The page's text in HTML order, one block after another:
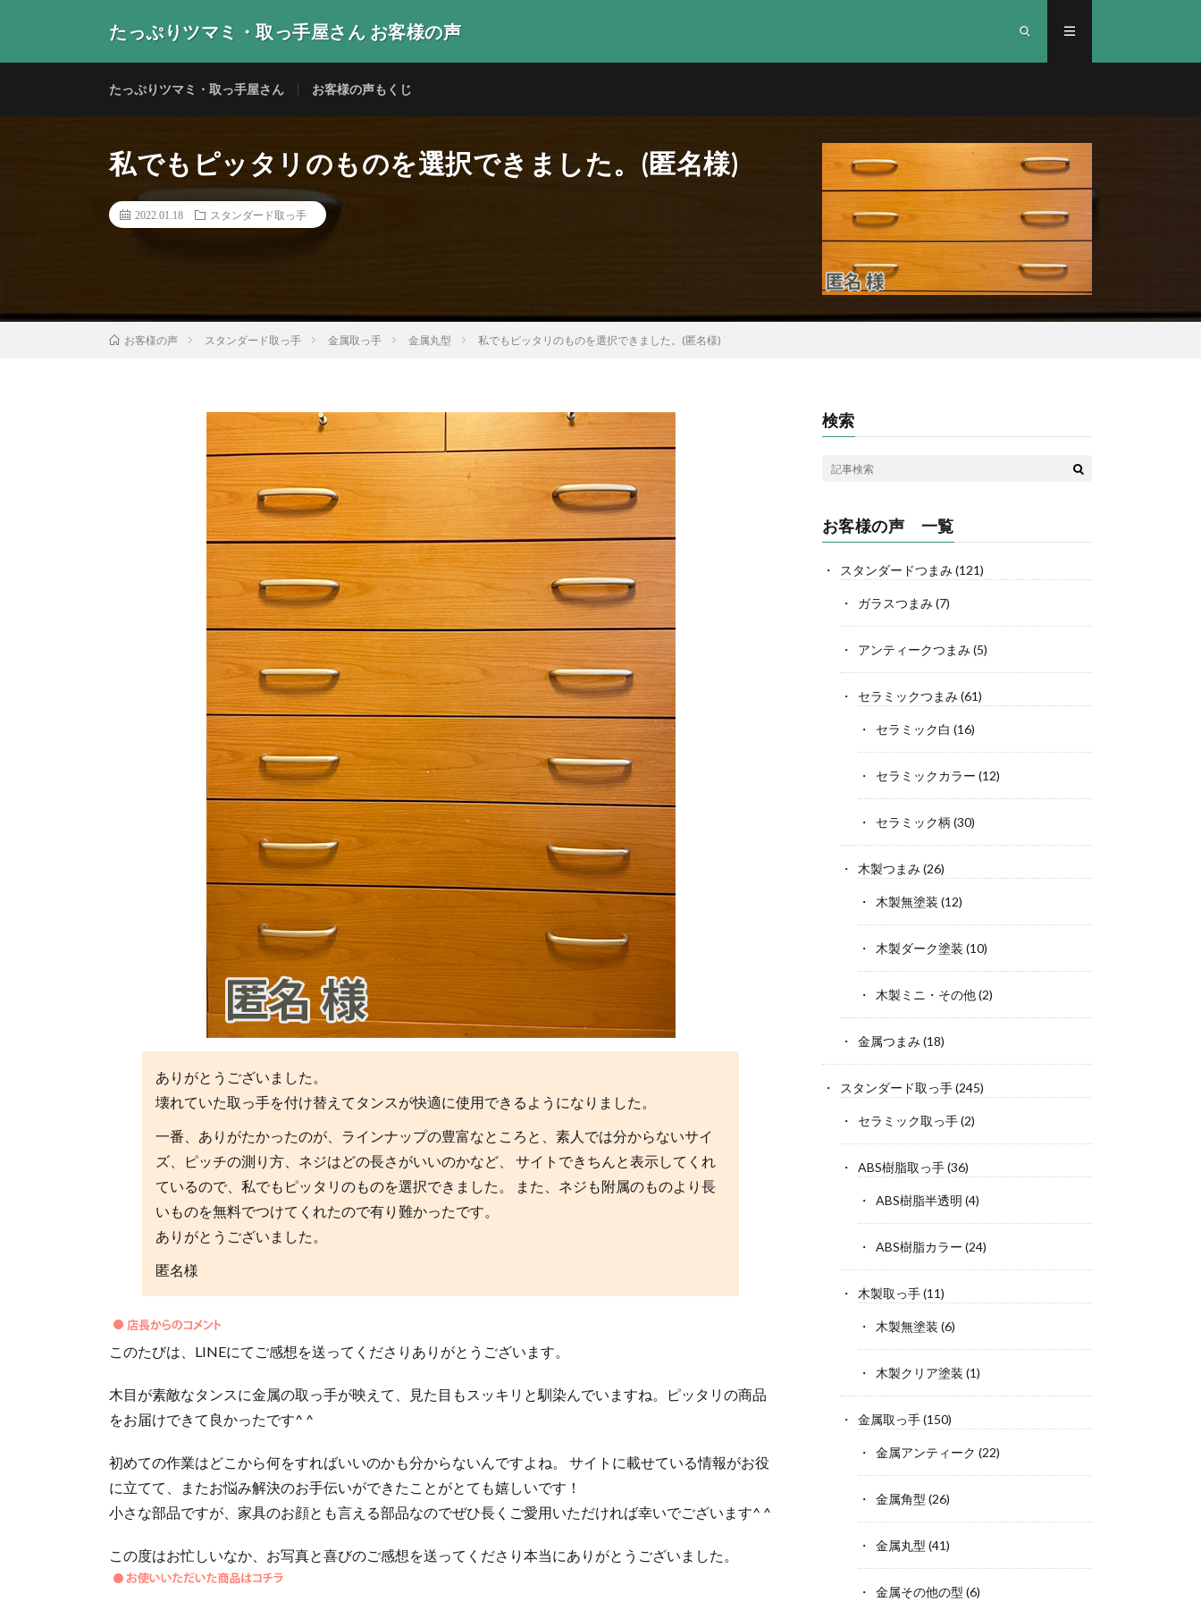
たっぷりツマミ・取っ手屋さん お客様の声
たっぷりツマミ・取っ手屋さん お客様の声もくじ
私でもピッタリのものを選択できました。(匿名様)
2022.01.18 スタンダード取っ手
お客様の声 スタンダード取っ手 金属取っ手 金属丸型 私でもピッタリのものを選択できました。(匿名様)
ありがとうございました。
壊れていた取っ手を付け替えてタンスが快適に使用できるようになりました。
一番、ありがたかったのが、ラインナップの豊富なところと、素人では分からないサイ
ズ、ピッチの測り方、ネジはどの長さがいいのかなど、 サイトできちんと表示してくれ
ているので、私でもピッタリのものを選択できました。 また、ネジも附属のものより長
いものを無料でつけてくれたので有り難かったです。
ありがとうございました。
匿名様
このたびは、LINEにてご感想を送ってくださりありがとうございます。
木目が素敵なタンスに金属の取っ手が映えて、見た目もスッキリと馴染んでいますね。ピッタリの商品
をお届けできて良かったです^ ^
初めての作業はどこから何をすればいいのかも分からないんですよね。 サイトに載せている情報がお役
に立てて、またお悩み解決のお手伝いができたことがとても嬉しいです！
小さな部品ですが、家具のお顔とも言える部品なのでぜひ長くご愛用いただければ幸いでございます^ ^
この度はお忙しいなか、お写真と喜びのご感想を送ってくださり本当にありがとうございました。
検索
お客様の声 一覧
スタンダードつまみ (121)
ガラスつまみ (7)
アンティークつまみ (5)
セラミックつまみ (61)
セラミック白 (16)
セラミックカラー (12)
セラミック柄 (30)
木製つまみ (26)
木製無塗装 (12)
木製ダーク塗装 (10)
木製ミニ・その他(2)
金属つまみ (18)
スタンダード取っ手(245)
セラミック取っ手(2)
ABS樹脂取っ手(36)
ABS樹脂半透明 (4)
ABS樹脂カラー (24)
木製取っ手(11)
木製無塗装 (6)
木製クリア塗装 (1)
金属取っ手(150)
金属アンティーク (22)
金属角型 (26)
金属丸型 (41)
金属その他の型 (6)